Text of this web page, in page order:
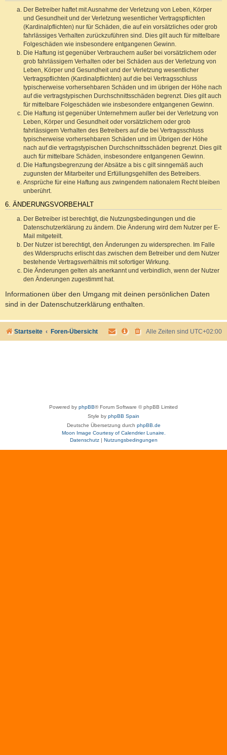
Der Betreiber haftet mit Ausnahme der Verletzung von Leben, Körper
und Gesundheit und der Verletzung wesentlicher Vertragspflichten
(Kardinalpflichten) nur für Schäden, die auf ein vorsätzliches oder grob
fahrlässiges Verhalten zurückzuführen sind. Dies gilt auch für mittelbare
Folgeschäden wie insbesondere entgangenen Gewinn.
Die Haftung ist gegenüber Verbrauchern außer bei vorsätzlichem oder
grob fahrlässigem Verhalten oder bei Schäden aus der Verletzung von
Leben, Körper und Gesundheit und der Verletzung wesentlicher
Vertragspflichten (Kardinalpflichten) auf die bei Vertragsschluss
typischerweise vorhersehbaren Schäden und im übrigen der Höhe nach
auf die vertragstypischen Durchschnittsschäden begrenzt. Dies gilt auch
für mittelbare Folgeschäden wie insbesondere entgangenen Gewinn.
Die Haftung ist gegenüber Unternehmern außer bei der Verletzung von
Leben, Körper und Gesundheit oder vorsätzlichem oder grob
fahrlässigem Verhalten des Betreibers auf die bei Vertragsschluss
typischerweise vorhersehbaren Schäden und im Übrigen der Höhe
nach auf die vertragstypischen Durchschnittsschäden begrenzt. Dies gilt
auch für mittelbare Schäden, insbesondere entgangenen Gewinn.
Die Haftungsbegrenzung der Absätze a bis c gilt sinngemäß auch
zugunsten der Mitarbeiter und Erfüllungsgehilfen des Betreibers.
Ansprüche für eine Haftung aus zwingendem nationalem Recht bleiben
unberührt.
6. ÄNDERUNGSVORBEHALT
Der Betreiber ist berechtigt, die Nutzungsbedingungen und die
Datenschutzerklärung zu ändern. Die Änderung wird dem Nutzer per E-
Mail mitgeteilt.
Der Nutzer ist berechtigt, den Änderungen zu widersprechen. Im Falle
des Widerspruchs erlischt das zwischen dem Betreiber und dem Nutzer
bestehende Vertragsverhältnis mit sofortiger Wirkung.
Die Änderungen gelten als anerkannt und verbindlich, wenn der Nutzer
den Änderungen zugestimmt hat.
Informationen über den Umgang mit deinen persönlichen Daten
sind in der Datenschutzerklärung enthalten.
Startseite Foren-Übersicht Alle Zeiten sind UTC+02:00
Powered by phpBB® Forum Software © phpBB Limited
Style by phpBB Spain
Deutsche Übersetzung durch phpBB.de
Moon Image Courtesy of Calendrier Lunaire.
Datenschutz| Nutzungsbedingungen